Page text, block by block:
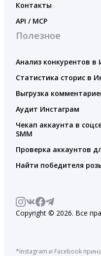
Контакты
API / MCP
Полезное
Анализ конкурентов в
Статистика сторис в
Выгрузка
Аудит Инстаграм
Чекап аккаунта в
SMM
Проверка аккаунтов
Найти победителя
Copyright © 2026. Все
*Instagram и Facebook